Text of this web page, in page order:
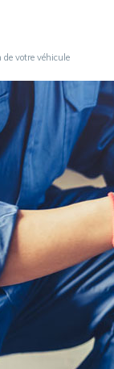
de votre véhicule